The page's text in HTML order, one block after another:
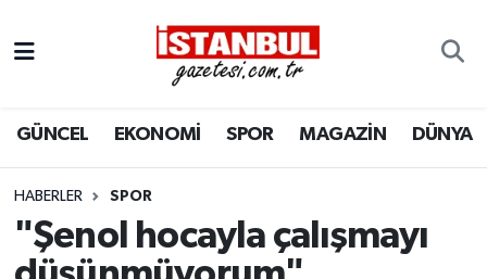
GÜNCEL EKONOMİ SPOR MAGAZİN DÜNYA
HABERLER SPOR
"Şenol hocayla çalışmayı
EKONOMİ
İSTANBUL
DÜNYA
Nöbetçi Eczaneler
Hava Durumu
Trafik Durumu
Süper Lig Puan Durumu ve Fikstür